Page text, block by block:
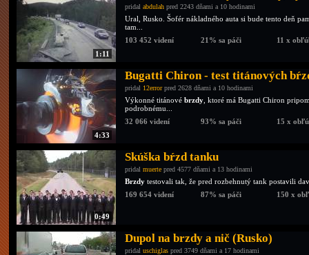
1:11
pridal abdulah pred 2243 dňami a 10 hodinami
Ural, Rusko. Šofér nákladného auta si bude tento deň
tam...
103 452 videní
21% sa páči 11 x
4:33
Bugatti Chiron - test titánových
pridal 12errorpred 2628 dňami a 10 hodinami
Výkonné titánové brzdy , ktoré má Bugatti Chiron
podrobnému...
32 066 videní
93% sa páči 15 x
0:49
Skúška bŕzd tanku
pridal muerte pred 4577 dňami a 13 hodinami
Brzdy testovali tak, že pred rozbehnutý tank postavili
169 654 videní
87% sa páči 150 x
Dupol na brzdy a nič (Rusko)
pridal uschiglas pred 3749 dňami a 17 hodinami